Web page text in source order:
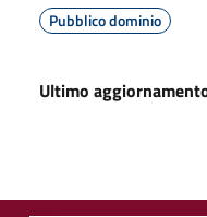
Pubblico dominio
Ultimo